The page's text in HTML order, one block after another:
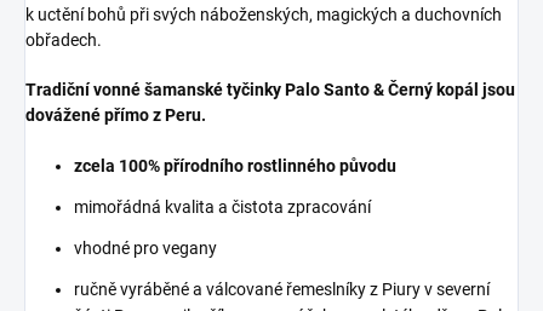
k uctění bohů při svých náboženských, magických a duchovních
obřadech.
Tradiční vonné šamanské tyčinky Palo Santo & Černý kopál jsou
dovážené přímo z Peru.
zcela 100% přírodního rostlinného původu
mimořádná kvalita a čistota zpracování
vhodné pro vegany
ručně vyráběné a válcované řemeslníky z Piury v severní